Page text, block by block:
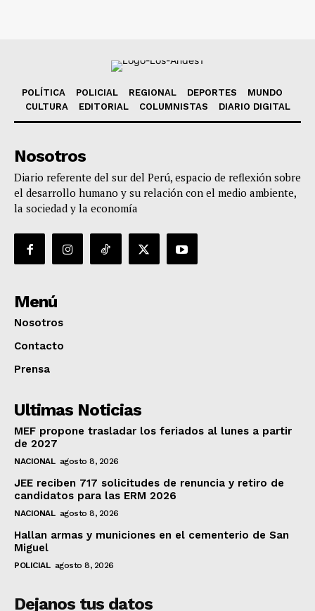
POLÍTICA POLICIAL REGIONAL DEPORTES
MUNDO
CULTURA
EDITORIAL COLUMNISTAS DIARIO DIGITAL
Nosotros
Diario referente del sur del Perú, espacio de reflexión sobre
el desarrollo humano y su relación con el medio ambiente,
la sociedad y la economía
Menú
Nosotros
Contacto
Prensa
Ultimas Noticias
MEF propone trasladar los feriados al lunes a partir
de 2027
NACIONAL agosto 8, 2026
JEE reciben 717 solicitudes de renuncia y retiro de
candidatos para las ERM 2026
NACIONAL agosto 8, 2026
Hallan armas y municiones en el cementerio de San
Miguel
POLICIAL agosto 8, 2026
Dejanos tus datos